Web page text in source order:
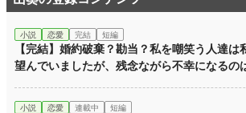
小説 恋愛 完結 短編
【完結】婚約破棄？勘当？私を嘲笑う人達は
望んでいましたが、残念ながら不幸になるの
小説 恋愛 連載中 短編